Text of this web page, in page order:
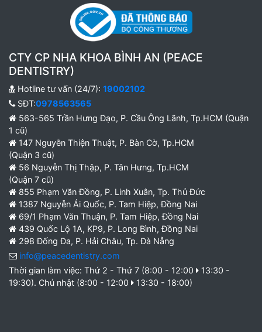
CTY CP NHA KHOA BÌNH AN (PEACE
DENTISTRY)
Hotline tư vấn (24/7): 19002102
SĐT:0978563565
563-565 Trần Hưng Đạo, P. Cầu Ông Lãnh, Tp.HCM (Quận
1 cũ)
147 Nguyễn Thiện Thuật, P. Bàn Cờ, Tp.HCM
(Quận 3 cũ)
56 Nguyễn Thị Thập, P. Tân Hưng, Tp.HCM
(Quận 7 cũ)
855 Phạm Văn Đồng, P. Linh Xuân, Tp. Thủ Đức
1387 Nguyễn Ái Quốc, P. Tam Hiệp, Đồng Nai
69/1 Phạm Văn Thuận, P. Tam Hiệp, Đồng Nai
439 Quốc Lộ 1A, KP9, P. Long Bình, Đồng Nai
298 Đống Đa, P. Hải Châu, Tp. Đà Nẵng
info@peacedentistry.com
Thời gian làm việc: Thứ 2 - Thứ 7 (8:00 - 12:00
13:30 -
19:30). Chủ nhật (8:00 - 12:00
13:30 - 18:00)